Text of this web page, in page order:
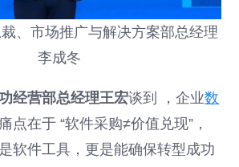
、市场推广与解决方案部总经理
李成冬
经营部总经理王宏谈到 ，企业数
点在于 “软件采购≠价值兑现”，
软件工具，更是能确保转型成功